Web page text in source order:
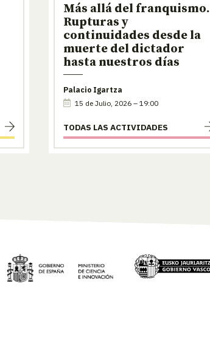
Más allá del franquismo.
Rupturas y
continuidades desde la
muerte del dictador
hasta nuestros días
Palacio Igartza
15 de Julio, 2026 – 19:00
TODAS LAS ACTIVIDADES